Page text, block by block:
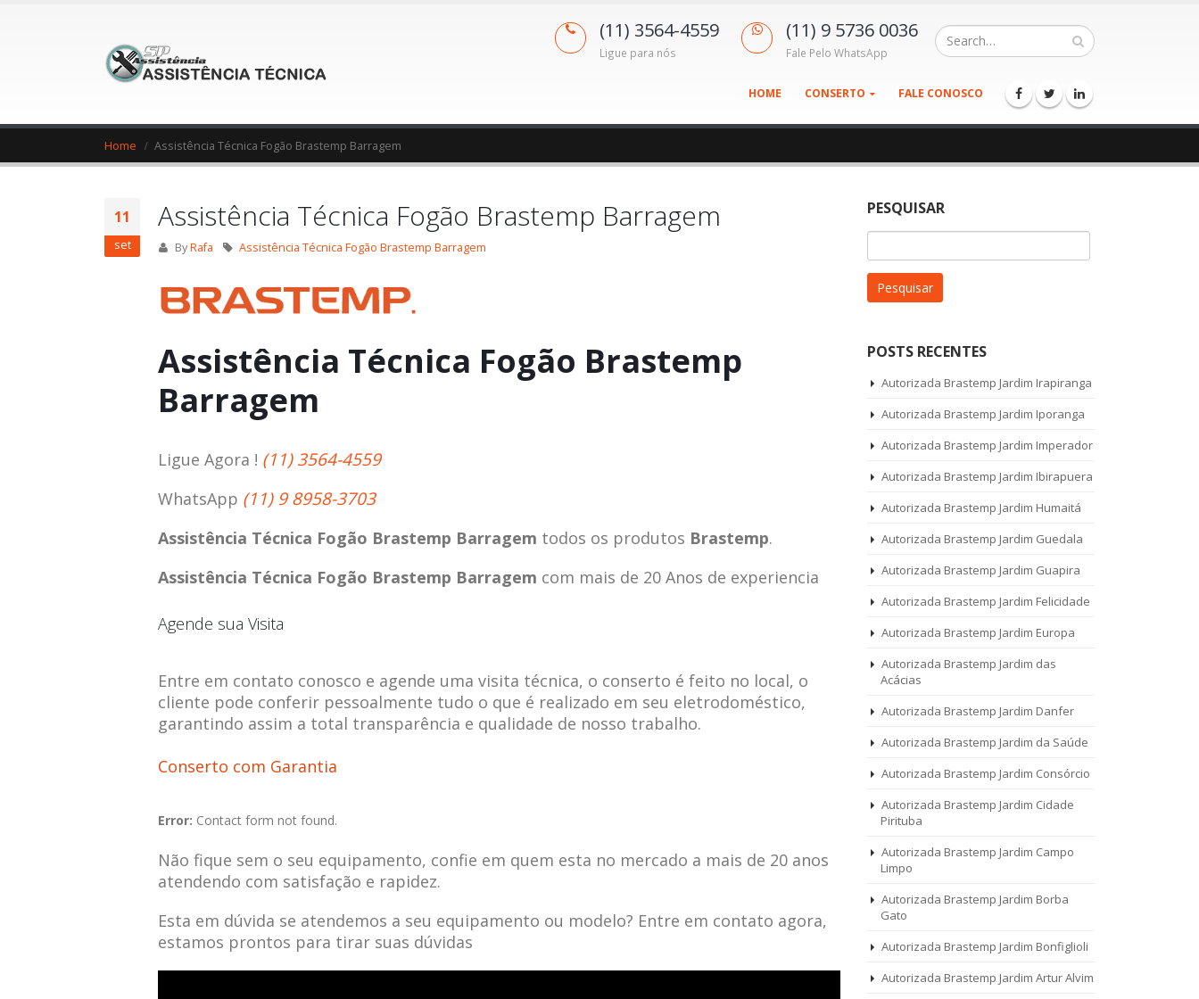
(11) 3564-4559
Ligue para nós
(11) 9 5736 0036
Fale Pelo WhatsApp
HOME CONSERTO FALE CONOSCO
Home Assistência Técnica Fogão Brastemp Barragem
11
set
Assistência Técnica Fogão Brastemp Barragem
ByRafa Assistência Técnica Fogão Brastemp Barragem
Assistência Técnica Fogão Brastemp
Barragem
Ligue Agora ! (11) 3564-4559
WhatsApp (11) 9 8958-3703
Assistência Técnica Fogão Brastemp Barragem todos os produtos Brastemp.
Assistência Técnica Fogão Brastemp Barragem com mais de 20 Anos de experiencia
Agende sua Visita
Entre em contato conosco e agende uma visita técnica, o conserto é feito no local, o
cliente pode conferir pessoalmente tudo o que é realizado em seu eletrodoméstico,
garantindo assim a total transparência e qualidade de nosso trabalho.
Conserto com Garantia
Error: Contact form not found.
Não fique sem o seu equipamento, confie em quem esta no mercado a mais de 20 anos
atendendo com satisfação e rapidez.
Esta em dúvida se atendemos a seu equipamento ou modelo? Entre em contato agora,
estamos prontos para tirar suas dúvidas
PESQUISAR
por:
POSTS RECENTES
Autorizada Brastemp Jardim Irapiranga
Autorizada Brastemp Jardim Iporanga
Autorizada Brastemp Jardim Imperador
Autorizada Brastemp Jardim Ibirapuera
Autorizada Brastemp Jardim Humaitá
Autorizada Brastemp Jardim Guedala
Autorizada Brastemp Jardim Guapira
Autorizada Brastemp Jardim Felicidade
Autorizada Brastemp Jardim Europa
Autorizada Brastemp Jardim das
Acácias
Autorizada Brastemp Jardim Danfer
Autorizada Brastemp Jardim da Saúde
Autorizada Brastemp Jardim Consórcio
Autorizada Brastemp Jardim Cidade
Pirituba
Autorizada Brastemp Jardim Campo
Limpo
Autorizada Brastemp Jardim Borba
Gato
Autorizada Brastemp Jardim Bonfiglioli
Autorizada Brastemp Jardim Artur Alvim